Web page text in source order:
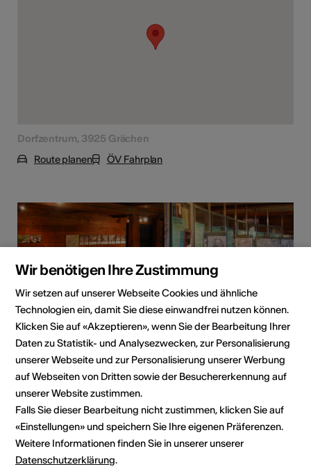
Dorfzentrum, 3925 Grächen
Route planen
ÖV Fahrplan
Institution / Organisation
Ortsmuseum Grächen
Dorfzentrum
Altes Gemeindehaus
Wir benötigen Ihre Zustimmung
Wir setzen auf unserer Webseite Cookies und ähnliche
Technologien ein, damit Sie diese einwandfrei nutzen können.
Klicken Sie auf «Akzeptieren», wenn Sie der Bearbeitung Ihrer
Daten zu Statistik- und Analysezwecken, zur Personalisierung
unserer Webseite und zur Personalisierung unserer Werbung
auf Webseiten von Dritten sowie der Besuchererkennung auf
unserer Website zustimmen.
Falls Sie dieser Bearbeitung nicht zustimmen, klicken Sie auf
«Einstellungen» und speichern Sie Ihre eigenen Präferenzen.
Weitere Informationen finden Sie in unserer unserer
Datenschutzerklärung.